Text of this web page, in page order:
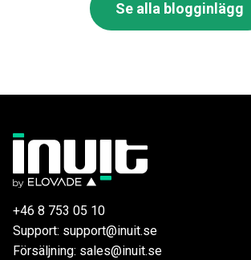
Se alla blogginlägg
+46 8 753 05 10
Support: support@inuit.se
Försäljning: sales@inuit.se